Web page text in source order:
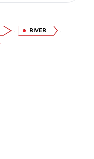
, RIVER ,